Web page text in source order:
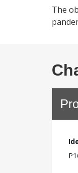
The